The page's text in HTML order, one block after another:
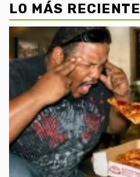
LO MÁS RECIENTE